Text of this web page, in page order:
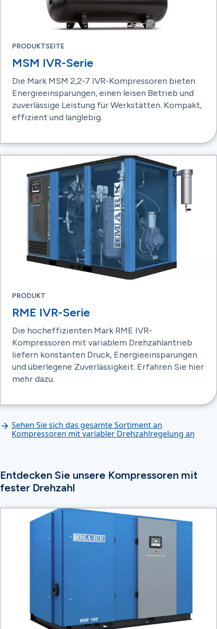
PRODUKTSEITE
MSM IVR-Serie
Die Mark MSM 2,2-7 IVR-Kompressoren bieten
Energieeinsparungen, einen leisen Betrieb und
zuverlässige Leistung für Werkstätten. Kompakt,
effizient und langlebig.
PRODUKT
RME IVR-Serie
Die hocheffizienten Mark RME IVR-
Kompressoren mit variablem Drehzahlantrieb
liefern konstanten Druck, Energieeinsparungen
und überlegene Zuverlässigkeit. Erfahren Sie hier
mehr dazu.
Sehen Sie sich das gesamte Sortiment an
Kompressoren mit variabler Drehzahlregelung an
Entdecken Sie unsere Kompressoren mit
fester Drehzahl